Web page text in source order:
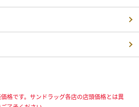
格です。サンドラッグ各店の店頭価格とは異